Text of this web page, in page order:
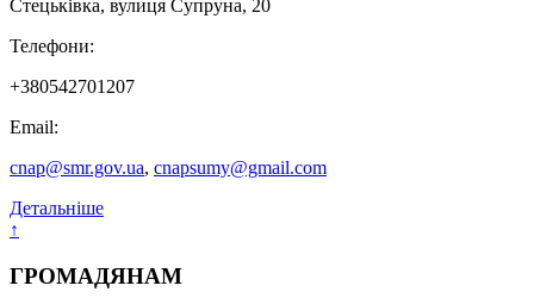
Стецьківка, вулиця Супруна, 20
Телефони:
+380542701207
Email:
cnap@smr.gov.ua, cnapsumy@gmail.com
Детальніше
↑
ГРОМАДЯНАМ